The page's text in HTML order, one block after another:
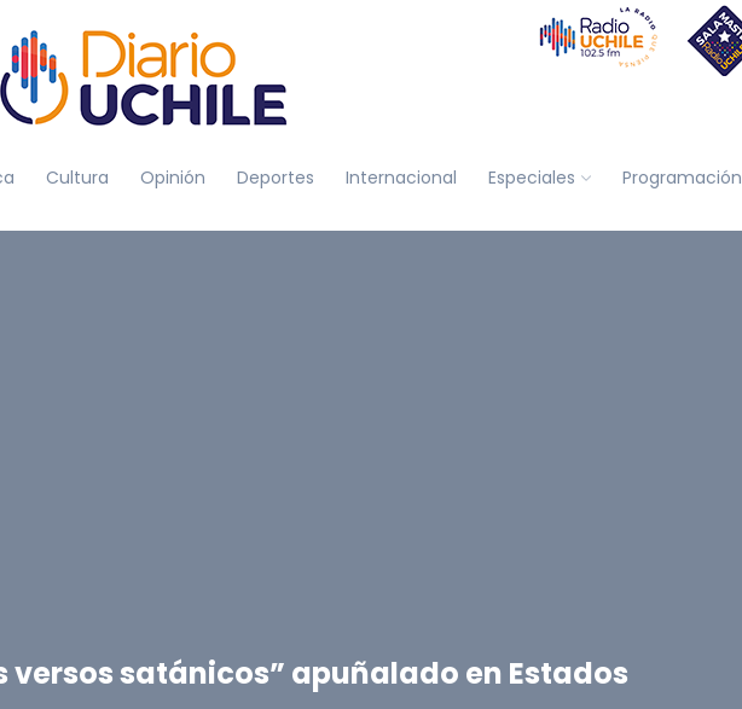
Cultura Opinión Deportes Internacional Especiales Programación
versos satánicos” apuñalado en Estados